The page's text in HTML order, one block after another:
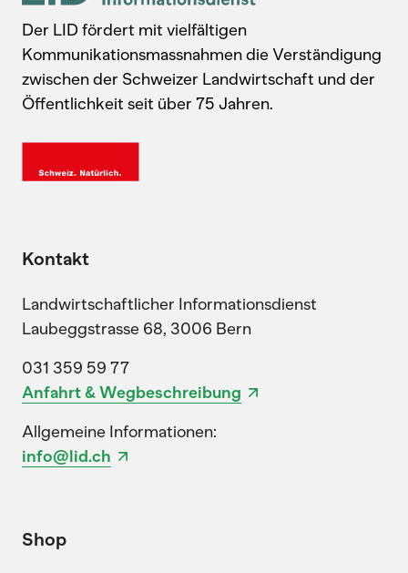
Der LID fördert mit vielfältigen
Kommunikationsmassnahmen die Verständigung
zwischen der Schweizer Landwirtschaft und der
Öffentlichkeit seit über 75 Jahren.
Kontakt
Landwirtschaftlicher Informationsdienst
Laubeggstrasse 68, 3006 Bern
031 359 59 77
Anfahrt & Wegbeschreibung
Allgemeine Informationen:
info@lid.ch
Shop